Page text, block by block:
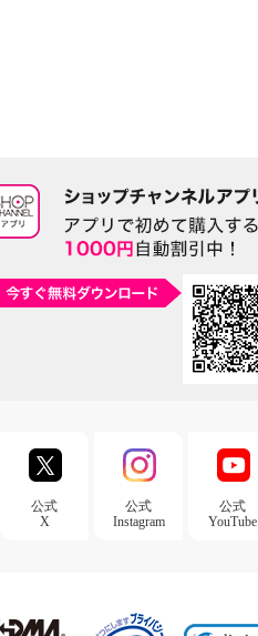
公式
X
公式
Instagram
公式
YouTube